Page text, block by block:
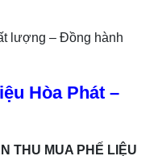
lượng – Đồng hành
Hòa Phát –
THU MUA PHẾ LIỆU